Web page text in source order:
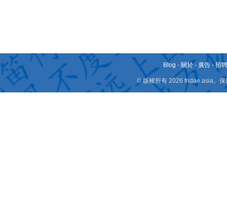
Blog - 關於 - 廣告 -招
© 版權所有 2026 fridae.asia。